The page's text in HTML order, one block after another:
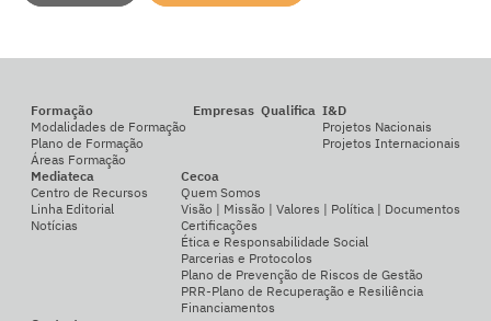
Formação
Modalidades de Formação
Plano de Formação
Áreas Formação
Empresas Qualifica I&D
Projetos Nacionais
Projetos Internacionais
Mediateca
Centro de Recursos
Linha Editorial
Notícias
Cecoa
Quem Somos
Visão | Missão | Valores | Política | Documentos
Certificações
Ética e Responsabilidade Social
Parcerias e Protocolos
Plano de Prevenção de Riscos de Gestão
PRR-Plano de Recuperação e Resiliência
Financiamentos